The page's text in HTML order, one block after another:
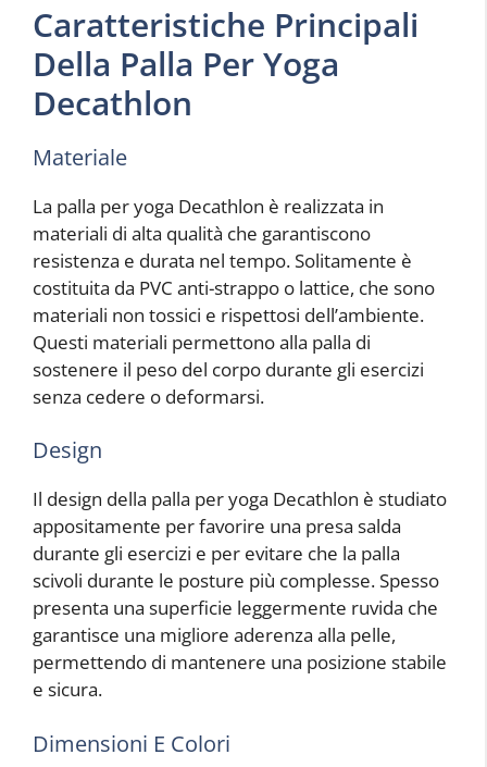
Caratteristiche Principali
Della Palla Per Yoga
Decathlon
Materiale
La palla per yoga Decathlon è realizzata in
materiali di alta qualità che garantiscono
resistenza e durata nel tempo. Solitamente è
costituita da PVC anti-strappo o lattice, che sono
materiali non tossici e rispettosi dell’ambiente.
Questi materiali permettono alla palla di
sostenere il peso del corpo durante gli esercizi
senza cedere o deformarsi.
Design
Il design della palla per yoga Decathlon è studiato
appositamente per favorire una presa salda
durante gli esercizi e per evitare che la palla
scivoli durante le posture più complesse. Spesso
presenta una superficie leggermente ruvida che
garantisce una migliore aderenza alla pelle,
permettendo di mantenere una posizione stabile
e sicura.
Dimensioni E Colori